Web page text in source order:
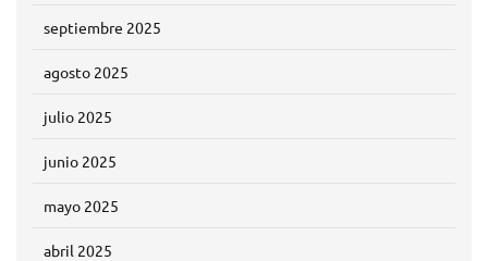
septiembre 2025
agosto 2025
julio 2025
junio 2025
mayo 2025
abril 2025